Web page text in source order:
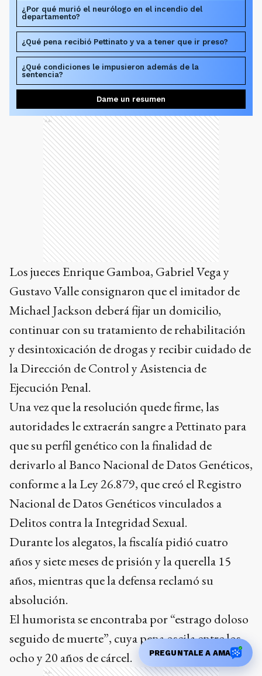
¿Por qué murió el neurólogo en el incendio del
departamento?
¿Qué pena recibió Pettinato y va a tener que ir preso?
¿Qué condiciones le impusieron además de la
sentencia?
Dame un resumen
Ads
Los jueces Enrique Gamboa, Gabriel Vega y
Gustavo Valle consignaron que el imitador de
Michael Jackson deberá fijar un domicilio,
continuar con su tratamiento de rehabilitación
y desintoxicación de drogas y recibir cuidado de
la Dirección de Control y Asistencia de
Ejecución Penal.
Una vez que la resolución quede firme, las
autoridades le extraerán sangre a Pettinato para
que su perfil genético con la finalidad de
derivarlo al Banco Nacional de Datos Genéticos,
conforme a la Ley 26.879, que creó el Registro
Nacional de Datos Genéticos vinculados a
Delitos contra la Integridad Sexual.
Durante los alegatos, la fiscalía pidió cuatro
años y siete meses de prisión y la querella 15
años, mientras que la defensa reclamó su
absolución.
El humorista se encontraba por “estrago doloso
seguido de muerte”, cuya pena oscila entre los
ocho y 20 años de cárcel.
Ads
PREGUNTALE A AMA